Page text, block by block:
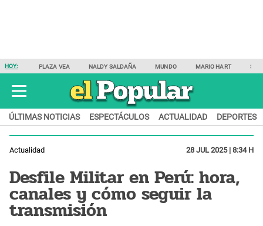
HOY: PLAZA VEA NALDY SALDAÑA MUNDO MARIO HART
ÚLTIMAS NOTICIAS ESPECTÁCULOS ACTUALIDAD DEPORTES
Actualidad 28 JUL 2025 | 8:34 H
Desfile Militar en Perú: hora,
canales y cómo seguir la
transmisión